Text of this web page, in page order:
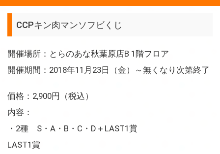
CCPキン肉マンソフビくじ
開催場所：とらのあな秋葉原店B 1階フロア
開催期間：2018年11月23日（金）～無くなり次第終了
価格：2,900円（税込）
内容：
・2種 S・A・B・C・D＋LAST1賞
LAST1賞